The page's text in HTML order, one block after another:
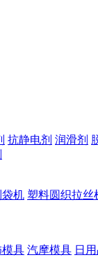
抗静电剂 润滑剂
袋机 塑料圆织拉丝
模具 汽摩模具 日